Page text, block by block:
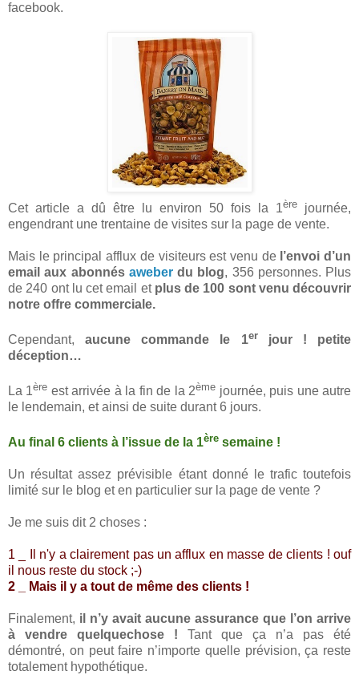
facebook.
Cet article a dû être lu environ 50 fois la 1ère journée,
engendrant une trentaine de visites sur la page de vente.
Mais le principal afflux de visiteurs est venu de l’envoi d’un
email aux abonnés aweberdu blog, 356 personnes. Plus
de 240 ont lu cet email et plus de 100 sont venu découvrir
notre offre commerciale.
Cependant,aucune commande le 1erjour ! petite
déception…
La 1ère est arrivée à la fin de la 2ème journée, puis une autre
le lendemain, et ainsi de suite durant 6 jours.
Au final 6 clients à l’issue de la 1ère semaine !
Un résultat assez prévisible étant donné le trafic toutefois
limité sur le blog et en particulier sur la page de vente ?
Je me suis dit 2 choses :
1 _ Il n'y a clairement pas un afflux en masse de clients ! ouf
il nous reste du stock ;-)
2 _ Mais il y a tout de même des clients !
Finalement, il n’y avait aucune assurance que l’on arrive
à vendre quelquechose ! Tant que ça n’a pas été
démontré, on peut faire n’importe quelle prévision, ça reste
totalement hypothétique.